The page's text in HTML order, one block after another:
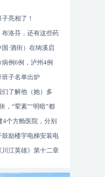
亮相了！
洛芬，还有这些药
·酒街）在纳溪启
例6例，泸州4例
班子名单出炉
了解他（她）多
，“荤素”“明暗”都
4个方舱医院，分别
励楼宇电梯安装电
倡议书
江英雄》第十二章